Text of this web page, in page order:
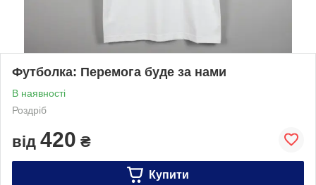
Футболка: Перемога буде за нами
В наявності
Роздріб
від 420 ₴
Купити